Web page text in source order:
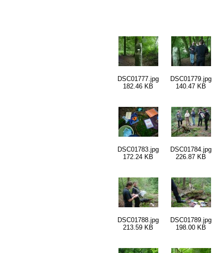
DSC01777.jpg
182.46 KB
DSC01779.jpg
140.47 KB
DSC01783.jpg
172.24 KB
DSC01784.jpg
226.87 KB
DSC01788.jpg
213.59 KB
DSC01789.jpg
198.00 KB